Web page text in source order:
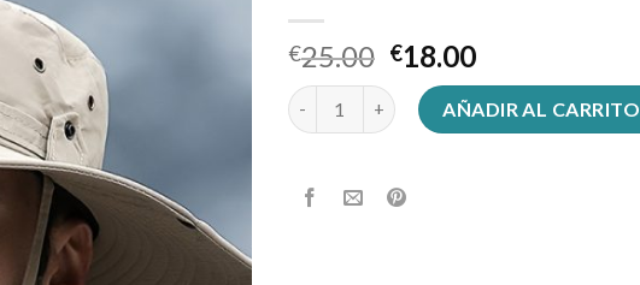
€25.00 €18.00
gorro de pescador cantidadAÑADIR AL CARRITO